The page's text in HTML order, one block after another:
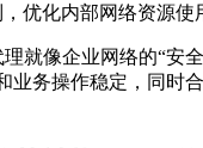
优化内部网络资源使
就像企业网络的“安
业务操作稳定，同时